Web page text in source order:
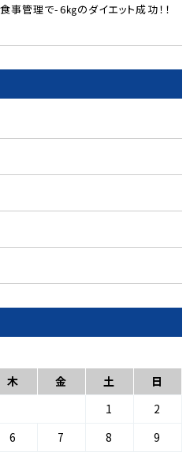
事管理で-6㎏のダイエット成功！！
木 金 土
日
1
2
6 7 8 9